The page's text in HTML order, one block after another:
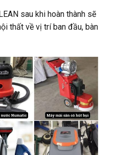
sau khi hoàn thành sẽ
thất về vị trí ban đầu, bàn